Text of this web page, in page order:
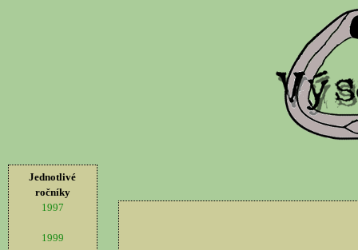
Jednotlivé
ročníky
1997
1999